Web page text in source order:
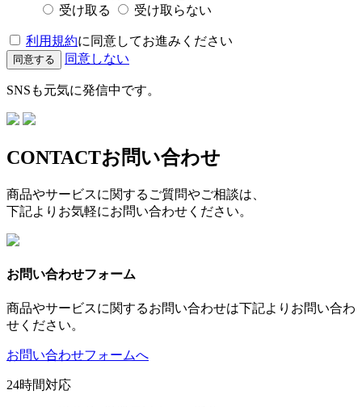
受け取る
受け取らない
利用規約に同意してお進みください
同意する 同意しない
SNSも元気に発信中です。
CONTACTお問い合わせ
商品やサービスに関するご質問やご相談は、
下記よりお気軽にお問い合わせください。
お問い合わせフォーム
商品やサービスに関するお問い合わせは下記よりお問い合わ
せください。
お問い合わせフォームへ
24時間対応